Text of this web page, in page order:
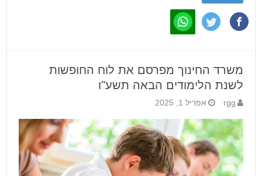
משרד החינוך מפרסם את לוח החופשות
לשנת הלימודים הבאה תשע"ו
rgg אפריל 1, 2025